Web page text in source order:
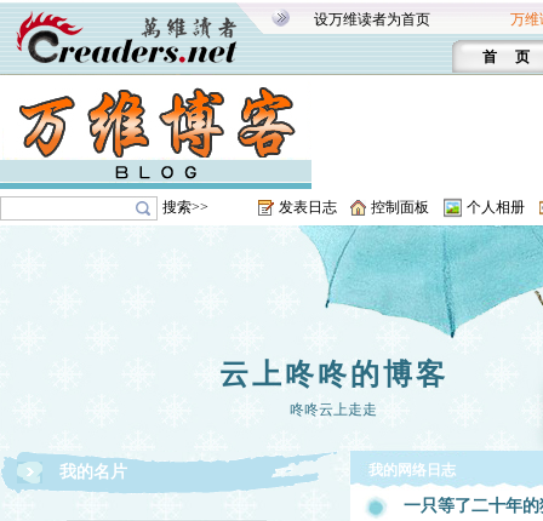
设万维读者为首页 万维
首 页
搜索>> 发表日志 控制面板 个人相册
云上咚咚的博客
咚咚云上走走
我的名片 我的网络日志
一只等了二十年